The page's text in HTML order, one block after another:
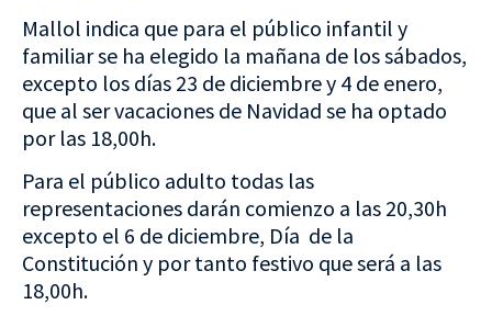
Mallol indica que para el público infantil y
familiar se ha elegido la mañana de los sábados,
excepto los días 23 de diciembre y 4 de enero,
que al ser vacaciones de Navidad se ha optado
por las 18,00h.
Para el público adulto todas las
representaciones darán comienzo a las 20,30h
excepto el 6 de diciembre, Día de la
Constitución y por tanto festivo que será a las
18,00h.